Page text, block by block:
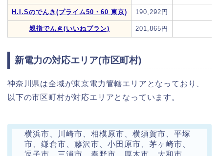
H.I.Sのでんき(プライム50・60 東京) 190,292円
親指でんき(いいねプラン) 201,865円
新電力の対応エリア(市区町村)
神奈川県は全域が東京電力管轄エリアとなっており、
以下の市区町村が対応エリアとなっています。
横浜市、川崎市、相模原市、横須賀市、平塚
市、鎌倉市、藤沢市、小田原市、茅ヶ崎市、